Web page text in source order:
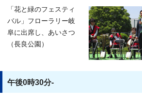
「花と緑のフェスティ
バル」フローラリー岐
阜に出席し、あいさつ
（長良公園）
午後0時30分-